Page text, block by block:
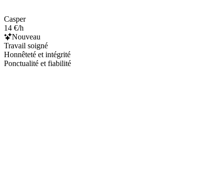
Casper
14 €/h
Nouveau
Travail soigné
Honnêteté et intégrité
Ponctualité et fiabilité